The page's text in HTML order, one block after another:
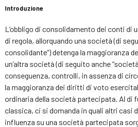
Introduzione
L’obbligo di consolidamento dei conti di
di regola, allorquando una società (di
consolidante”) detenga la maggioranza
un’altra società (di seguito anche
conseguenza, controlli, in assenza di
la maggioranza dei diritti di voto
ordinaria della società partecipata. Al di
classica, ci si domanda in quali altri casi
influenza su una società partecipata